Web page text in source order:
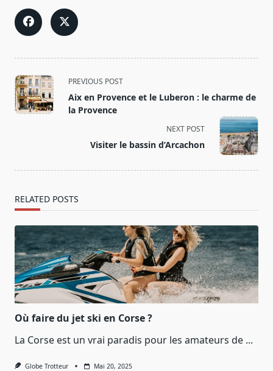
<span
class="nav-
subtitle
text">Page</span>
PREVIOUS POST
Aix en Provence et le Luberon : le charme de
la Provence
NEXT POST
Visiter le bassin d’Arcachon
RELATED POSTS
Où faire du jet ski en Corse ?
La Corse est un vrai paradis pour les amateurs de ...
Globe Trotteur Mai 20, 2025